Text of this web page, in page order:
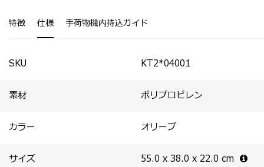
拡張可能。
・スムーズな移動を実現するサスペンションホイール。
・伸縮ハンドル根元にハンギングフックを搭載し、移動中
・多段階に調整できる伸縮ハンドルで、自分に合ったフィ
・Apple AirTag用ホルダーを装備（AirTag本体は付属し
・フロントパネル内側にファスナー付きポケットを配置。
・取り外し可能な圧縮パネルが荷物をしっかり押さえ、効
にアクセスが可能。
・新幹線・電車等で移動する国内旅行や短期の出張におす
特徴 仕様 手荷物機内持込ガイド
SKU KT2*04001
素材 ポリプロピレン
カラー オリーブ
サイズ 55.0 x 38.0 x 22.0 cm